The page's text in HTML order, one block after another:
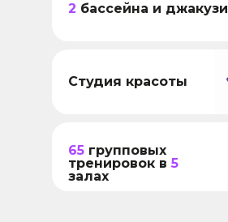
2 бассейна и джакузи
Студия красоты
65 групповых
тренировок в 5
залах